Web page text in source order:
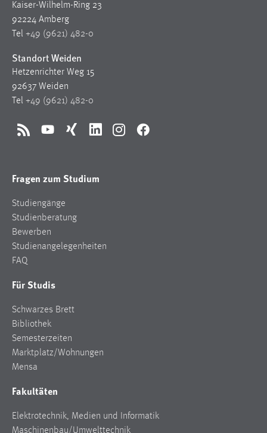
Kaiser-Wilhelm-Ring 23
92224 Amberg
Tel +49 (9621) 482-0
Standort Weiden
Hetzenrichter Weg 15
92637 Weiden
Tel +49 (9621) 482-0
RSS YouTubeXing LinkedInInstagramFacebook
Fragen zum Studium
Studiengänge
Studienberatung
Bewerben
Studienangelegenheiten
FAQ
Für Studis
Schwarzes Brett
Bibliothek
Semesterzeiten
Marktplatz/Wohnungen
Mensa
Fakultäten
Elektrotechnik, Medien und Informatik
Maschinenbau/Umwelttechnik